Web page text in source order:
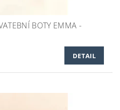
BOTY EMMA -
DETAIL